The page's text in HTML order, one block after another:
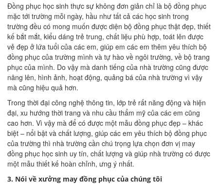
Đồng phục học sinh thực sự không đơn giản chỉ là bộ đồng phục
mặc tới trường mỗi ngày, hầu như tất cả các học sinh trong
trường đều có mong muốn được diện bộ đồng phục thật đẹp, thiết
kế bắt mắt, kiểu dáng trẻ trung, chất liệu phù hợp, toát lên được
vẻ đẹp ở lứa tuổi của các em, giúp em các em thêm yêu thích bộ
đồng phục của trường mình và tự hào về ngôi trường, về bộ trang
phục của mình. Do vậy mà danh tiếng của nhà trường cũng được
nâng lên, hình ảnh, hoạt động, quảng bá của nhà trường vì vậy
mà cũng hiệu quả hơn.
Trong thời đại công nghệ thông tin, lớp trẻ rất năng động và hiện
đại, xu hướng thời trang và nhu cầu thẩm mỹ của các em cũng
cao hơn. Vì vậy mà để có được một mẫu đồng phục đẹp – khác
biệt – nổi bật và chất lượng, giúp các em yêu thích bộ đồng phục
của trường thì nhà trường cần chú trọng lựa chọn đơn vị may
đồng phục học sinh uy tín, chất lượng và giúp nhà trường có được
một mẫu thiết kế hoàn chỉnh, ưng ý nhất.
3. Nói về xưởng may đồng phục của chúng tôi